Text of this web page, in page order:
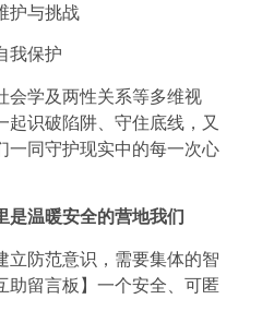
护与挑战
我保护
会学及两性关系等多维视
识破陷阱、守住底线，又
一同守护现实中的每一次心
是温暖安全的营地我们
立防范意识，需要集体的智
助留言板】一个安全、可匿